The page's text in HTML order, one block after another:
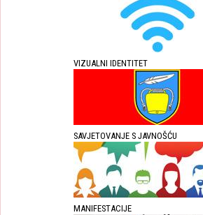
VIZUALNI IDENTITET
SAVJETOVANJE S JAVNOŠĆU
MANIFESTACIJE